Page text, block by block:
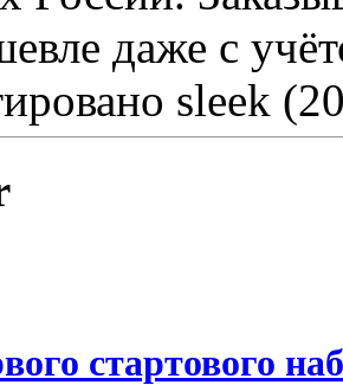
даже с
sleek
стартового